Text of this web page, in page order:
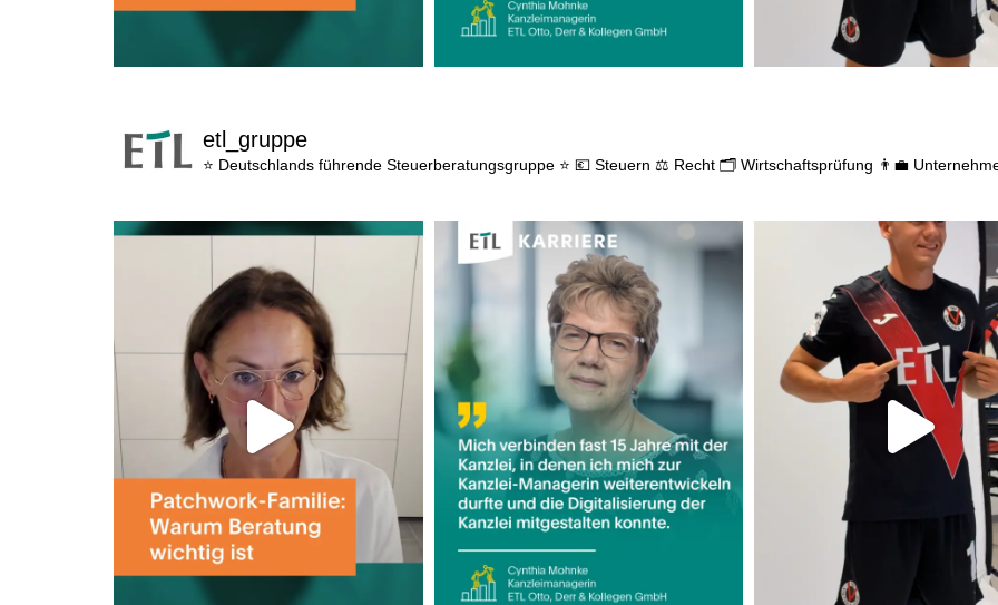
etl_gruppe
⭐ Deutschlands führende Steuerberatungsgruppe ⭐ 💶 Steuern ⚖️ Recht 🗂️ Wirtschaftsprüfung 👨‍💼